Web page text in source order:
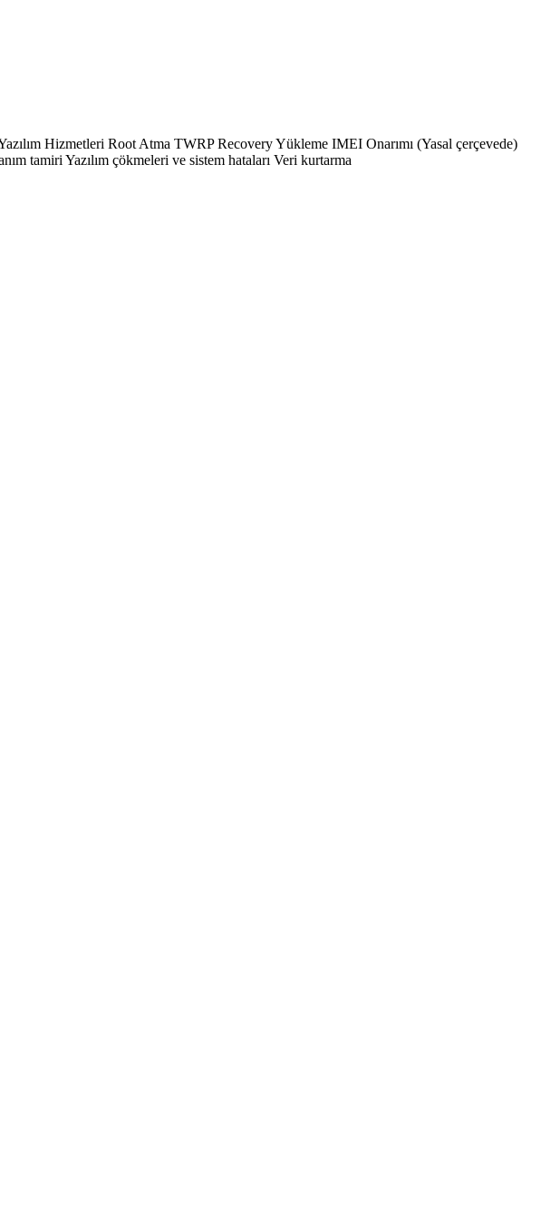
Hizmetleri Root Atma TWRP Recovery Yükleme IMEI Onarımı (Yasal çerçevede)
tamiri Yazılım çökmeleri ve sistem hataları Veri kurtarma